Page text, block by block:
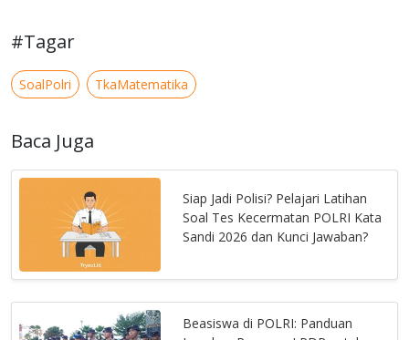
#Tagar
SoalPolri TkaMatematika
Baca Juga
Siap Jadi Polisi? Pelajari Latihan
Soal Tes Kecermatan POLRI Kata
Sandi 2026 dan Kunci Jawaban?
Beasiswa di POLRI: Panduan